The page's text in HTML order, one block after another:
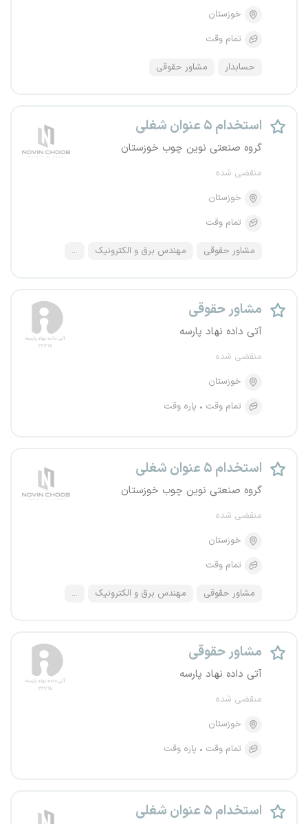
خوزستان
تمام وقت
حسابدار مشاور حقوقی
استخدام ۵ عنوان شغلی
گروه صنعتی نوین چوب خوزستان
منقضی شده
خوزستان
تمام وقت
مشاور حقوقی مهندس برق و الکترونیک ...
مشاور حقوقی
آتی داده نهاد پارسه
منقضی شده
خوزستان
تمام وقت
پاره وقت
استخدام ۵ عنوان شغلی
گروه صنعتی نوین چوب خوزستان
منقضی شده
خوزستان
تمام وقت
مشاور حقوقی مهندس برق و الکترونیک ...
مشاور حقوقی
آتی داده نهاد پارسه
منقضی شده
خوزستان
تمام وقت
پاره وقت
استخدام ۵ عنوان شغلی